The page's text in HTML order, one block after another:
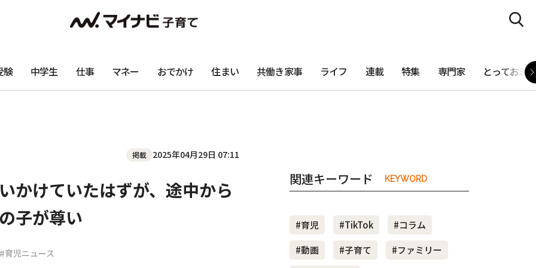
験 中学生 仕事 マネー おでかけ 住まい 共働き家事 ライフ 連載 特集 専門家 とっておき
掲載 2025年04月29日 07:11
かけていたはずが、途中から
子が尊い
#育児ニュース
関連キーワード KEYWORD
#育児 #TikTok
#コラム
#動画
#子育て
#ファミリー